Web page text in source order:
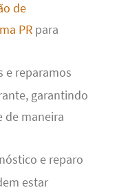
de
PRpara
e reparamos
garantindo
de maneira
e reparo
estar